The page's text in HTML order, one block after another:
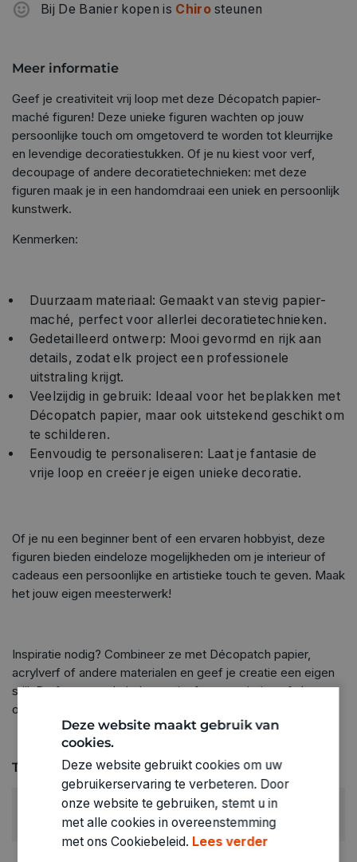
Bij De Banier kopen is Chirosteunen
Meer informatie
Geef je creativiteit vrij loop met deze Décopatch papier-
maché figuren! Deze unieke figuren wachten op jouw
persoonlijke touch om omgetoverd te worden tot kleurrijke
en levendige decoratiestukken. Of je nu kiest voor verf,
decoupage of andere decoratietechnieken: met deze
figuren maak je in een handomdraai een uniek en persoonlijk
kunstwerk.
Kenmerken:
Duurzaam materiaal: Gemaakt van stevig papier-
maché, perfect voor allerlei decoratietechnieken.
Gedetailleerd ontwerp: Mooi gevormd en rijk aan
details, zodat elk project een professionele
uitstraling krijgt.
Veelzijdig in gebruik: Ideaal voor het beplakken met
Décopatch papier, maar ook uitstekend geschikt om
te schilderen.
Eenvoudig te personaliseren: Laat je fantasie de
vrije loop en creëer je eigen unieke decoratie.
Of je nu een beginner bent of een ervaren hobbyist, deze
figuren bieden eindeloze mogelijkheden om je interieur of
cadeaus een persoonlijke en artistieke touch te geven. Maak
het jouw eigen meesterwerk!
Inspiratie nodig? Combineer ze met Décopatch papier,
acrylverf of andere materialen en geef je creatie een eigen
stijl. Perfect voor thuisdecoratie, feestversiering of als
origineel geschenk.
Technische specificaties
RUBRIEK:
Decoupage papier
Deze website maakt gebruik van
cookies.
Deze website gebruikt cookies om uw
gebruikerservaring te verbeteren. Door
onze website te gebruiken, stemt u in
met alle cookies in overeenstemming
met ons Cookiebeleid. Lees verder